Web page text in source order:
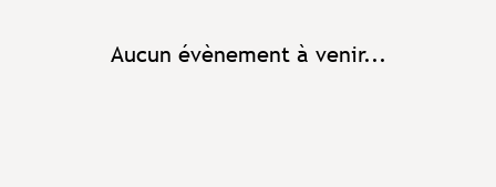
Aucun évènement à venir...